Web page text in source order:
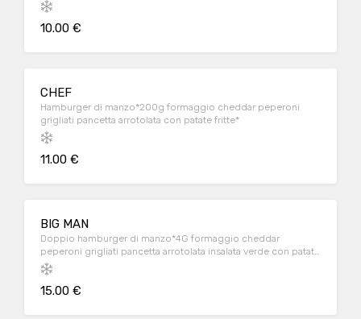
10.00 €
CHEF
Hamburger di manzo*200g formaggio cheddar peperoni
grigliati pancetta arrotolata con patate fritte*
11.00 €
BIG MAN
Doppio hamburger di manzo*4G formaggio cheddar
peperoni grigliati pancetta arrotolata insalata verde con patate
fritte*
15.00 €